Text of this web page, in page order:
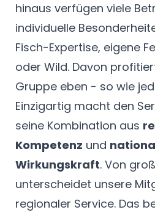
hinaus verfügen viele
individuelle
Fisch-Expertise, eigene
oder Wild. Davon
Gruppe eben - so wie
Einzigartig macht den
seine Kombination aus
Kompetenz und
Wirkungskraft. Von
unterscheidet unsere
regionaler Service. Das